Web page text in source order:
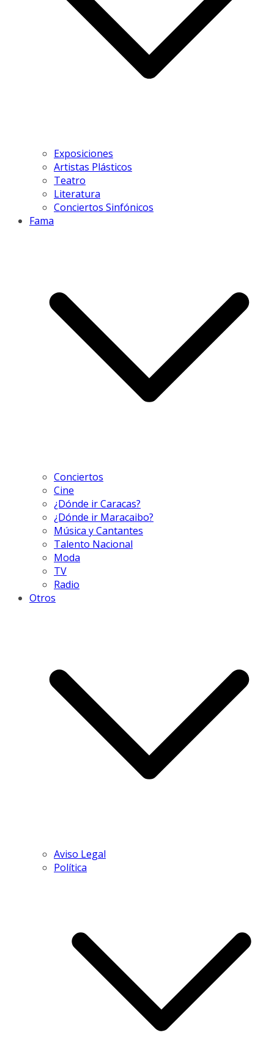
Exposiciones
Artistas Plásticos
Teatro
Literatura
Conciertos Sinfónicos
Fama
Conciertos
Cine
¿Dónde ir Caracas?
¿Dónde ir Maracaibo?
Música y Cantantes
Talento Nacional
Moda
TV
Radio
Otros
Aviso Legal
Política